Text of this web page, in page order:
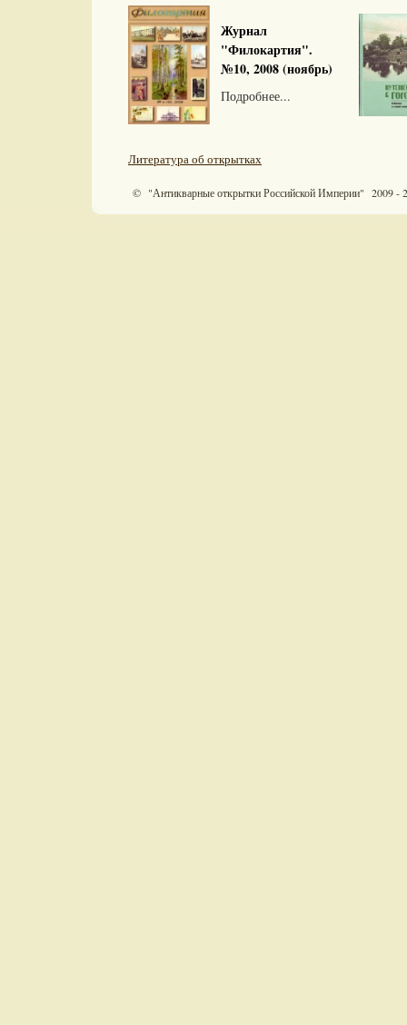
Журнал
"Филокартия".
№10, 2008 (ноябрь)
Подробнее...
Литература об открытках
© "Антикварные открытки Российской Империи" 2009 -